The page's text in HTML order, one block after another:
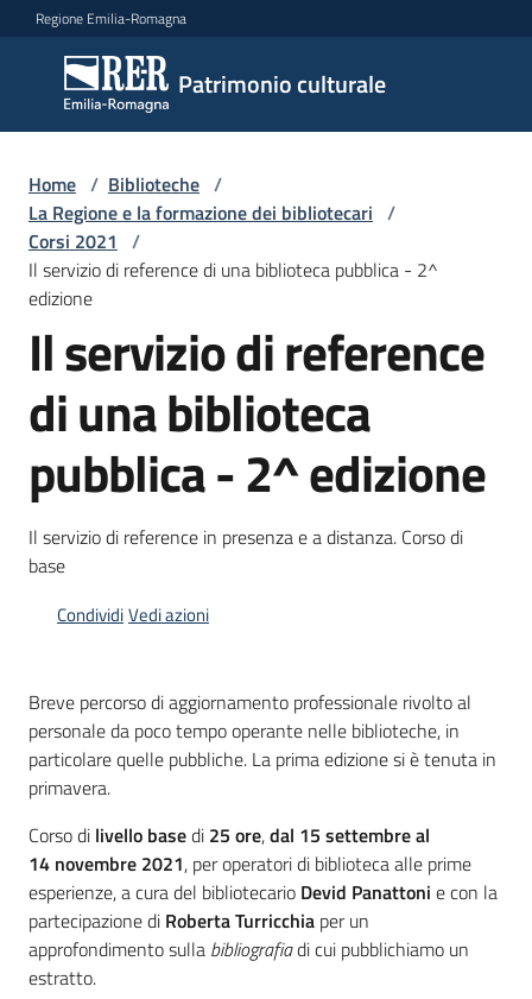
Vai al contenuto
Vai alla navigazione
Vai al footer
Regione Emilia-Romagna
Patrimonio culturale
Patrimonio
culturale
Argomenti
Novità
Servizi
Leggi
Atti
Programmi
Mediateca
Giuseppe
Guglielmi
Seguici
su
Home / Biblioteche /
La Regione e la formazione dei bibliotecari /
Corsi 2021 /
Il servizio di reference di una biblioteca pubblica - 2^
edizione
Il servizio di reference
di una biblioteca
pubblica - 2^ edizione
Il servizio di reference in presenza e a distanza. Corso di
base
CondividiVedi azioni
Breve percorso di aggiornamento professionale rivolto al
personale da poco tempo operante nelle biblioteche, in
particolare quelle pubbliche. La prima edizione si è tenuta in
primavera.
Corso di livello basedi 25 ore,dal 15 settembre al
14 novembre 2021, per operatori di biblioteca alle prime
esperienze, a cura del bibliotecario Devid Panattoni e con la
partecipazione di Roberta Turricchia per un
approfondimento sulla bibliografiadi cui pubblichiamo un
estratto.